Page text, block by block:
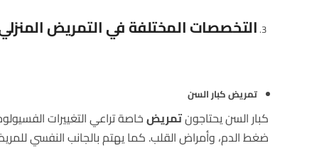
التخصصات المختلفة في التمريض
تمريض كبار السن
كبار السن يحتاجونتمريضخاصة تراعي التغييرات
ضغط الدم، وأمراض القلب. كما يهتم بالجانب النفسي